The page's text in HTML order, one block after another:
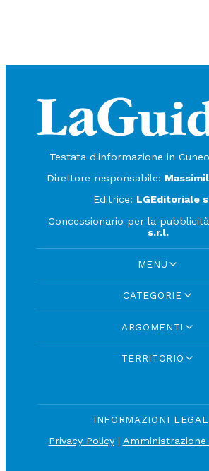
Testata d'informazione in
Direttore responsabile:
Editrice: LGEditoriale
Concessionario per la
s.r.l.
MENU
CATEGORIE
ARGOMENTI
TERRITORIO
INFORMAZIONI
Privacy Policy|